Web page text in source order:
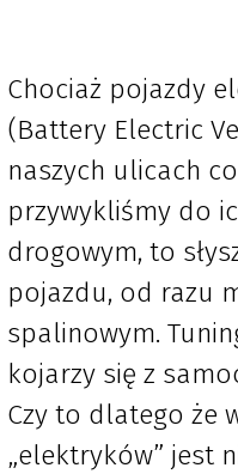
Chociaż pojazdy
(Battery Electric
naszych ulicach
przywykliśmy do
drogowym, to
pojazdu, od razu
spalinowym.
kojarzy się z
Czy to dlatego że
„elektryków” jest